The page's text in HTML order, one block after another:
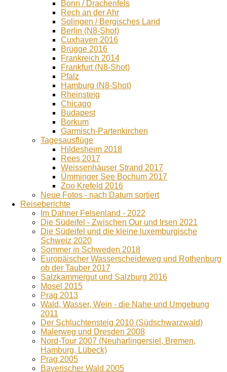
Bonn / Drachenfels
Rech an der Ahr
Solingen / Bergisches Land
Berlin (N8-Shot)
Cuxhaven 2016
Brügge 2016
Frankreich 2014
Frankfurt (N8-Shot)
Pfalz
Hamburg (N8-Shot)
Rheinsteig
Chicago
Budapest
Borkum
Garmisch-Partenkirchen
Tagesausflüge
Hildesheim 2018
Rees 2017
Weissenhäuser Strand 2017
Ümminger See Bochum 2017
Zoo Krefeld 2016
Neue Fotos - nach Datum sortiert
Reiseberichte
Im Dahner Felsenland - 2022
Die Südeifel - Zwischen Our und Irsen 2021
Die Südeifel und die kleine luxemburgische
Schweiz 2020
Sommer in Schweden 2018
Europäischer Wasserscheideweg und Rothenburg
ob der Tauber 2017
Salzkammergut und Salzburg 2016
Mosel 2015
Prag 2013
Wald, Wasser, Wein - die Nahe und Umgebung
2011
Der Schluchtensteig 2010 (Südschwarzwald)
Malerweg und Dresden 2008
Nord-Tour 2007 (Neuharlingersiel, Bremen,
Hamburg, Lübeck)
Prag 2005
Bayerischer Wald 2005